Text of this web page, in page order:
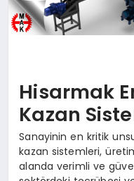
Hisarmak
Kazan
Sanayinin en kritik
kazan sistemleri,
alanda verimli ve